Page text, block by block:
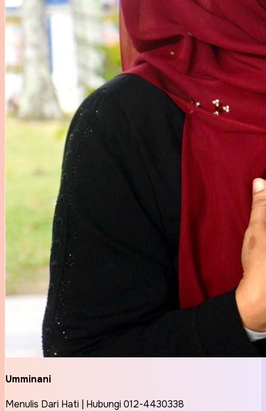
Umminani
Menulis Dari Hati | Hubungi 012-4430338